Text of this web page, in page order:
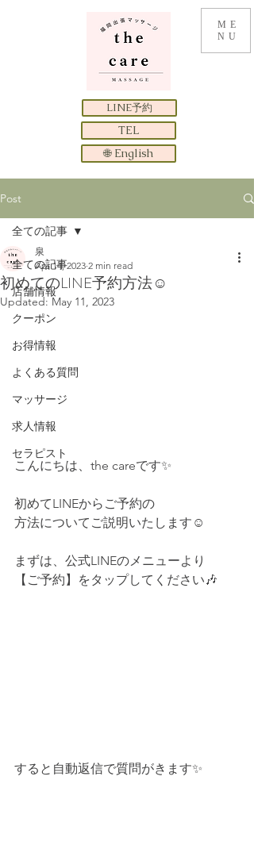
ME
NU
LINE予約
TEL
🌐 English
Post
全ての記事
店舗情報
クーポン
お得情報
よくある質問
マッサージ
求人情報
セラピスト
全ての記事
初めてのLINE予約方法☺
泉
Apr 14, 2023 2 min read
Updated:May 11, 2023
こんにちは、the careです✨
初めてLINEからご予約の
方法についてご説明いたします☺
まずは、公式LINEのメニューより
【ご予約】をタップしてください🎶
すると自動返信で質問がきます✨